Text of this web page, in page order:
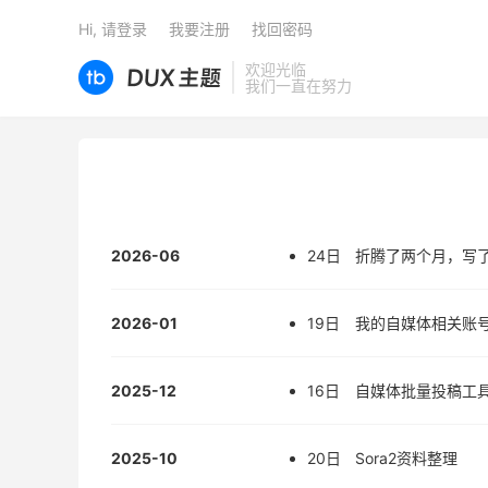
欢迎光临
我们一直在努力
Hi, 请登录 我要注册 找回密码
2026-06 24日 折腾了两个月，写
2026-01 19日 我的自媒体相关账
2025-12 16日 自媒体批量投稿工
2025-10 20日 Sora2资料整理